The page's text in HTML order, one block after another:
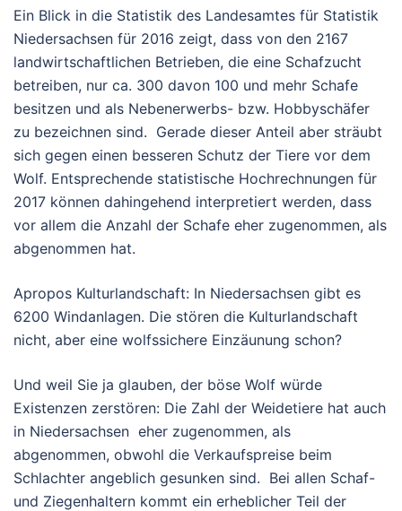
Ein Blick in die Statistik des Landesamtes für Statistik
Niedersachsen für 2016 zeigt, dass von den 2167
landwirtschaftlichen Betrieben, die eine Schafzucht
betreiben, nur ca. 300 davon 100 und mehr Schafe
besitzen und als Nebenerwerbs- bzw. Hobbyschäfer
zu bezeichnen sind. Gerade dieser Anteil aber sträubt
sich gegen einen besseren Schutz der Tiere vor dem
Wolf. Entsprechende statistische Hochrechnungen für
2017 können dahingehend interpretiert werden, dass
vor allem die Anzahl der Schafe eher zugenommen, als
abgenommen hat.
Apropos Kulturlandschaft: In Niedersachsen gibt es
6200 Windanlagen. Die stören die Kulturlandschaft
nicht, aber eine wolfssichere Einzäunung schon?
Und weil Sie ja glauben, der böse Wolf würde
Existenzen zerstören: Die Zahl der Weidetiere hat auch
in Niedersachsen eher zugenommen, als
abgenommen, obwohl die Verkaufspreise beim
Schlachter angeblich gesunken sind. Bei allen Schaf-
und Ziegenhaltern kommt ein erheblicher Teil der